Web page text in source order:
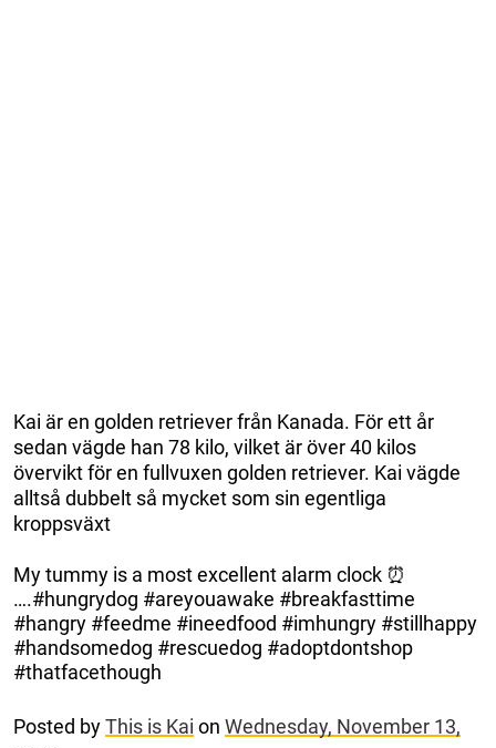
Kai är en golden retriever från Kanada. För ett år
sedan vägde han 78 kilo, vilket är över 40 kilos
övervikt för en fullvuxen golden retriever. Kai vägde
alltså dubbelt så mycket som sin egentliga
kroppsväxt
My tummy is a most excellent alarm clock ⏰
….#hungrydog #areyouawake #breakfasttime
#hangry #feedme #ineedfood #imhungry #stillhappy
#handsomedog #rescuedog #adoptdontshop
#thatfacethough
Posted byThis is Kai on Wednesday, November 13,